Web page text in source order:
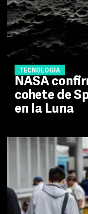
TECNOLOGÍA
NASA
cohete de
en la Luna